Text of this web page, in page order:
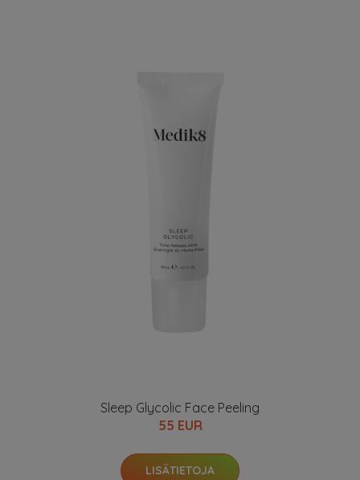
Sleep Glycolic Face Peeling
55 EUR
LISÄTIETOJA